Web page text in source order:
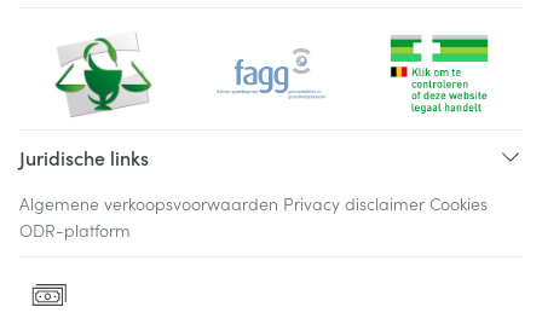
Juridische links
Algemene verkoopsvoorwaarden Privacy disclaimer Cookies
ODR-platform